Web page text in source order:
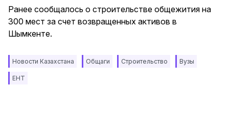
Ранее сообщалось о строительстве общежития на
300 мест за счет возвращенных активов в
Шымкенте.
Новости Казахстана Общаги Строительство Вузы
ЕНТ